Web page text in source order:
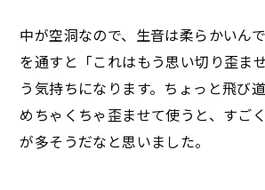
中が空洞なので、生音は柔らかいん
を通すと「これはもう思い切り歪ま
う気持ちになります。ちょっと飛び
めちゃくちゃ歪ませて使うと、すご
が多そうだなと思いました。